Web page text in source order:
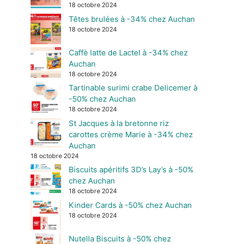
18 octobre 2024
Têtes brulées à -34% chez Auchan
18 octobre 2024
Caffè latte de Lactel à -34% chez
Auchan
18 octobre 2024
Tartinable surimi crabe Delicemer à
-50% chez Auchan
18 octobre 2024
St Jacques à la bretonne riz
carottes crème Marie à -34% chez
Auchan
18 octobre 2024
Biscuits apéritifs 3D’s Lay’s à -50%
chez Auchan
18 octobre 2024
Kinder Cards à -50% chez Auchan
18 octobre 2024
Nutella Biscuits à -50% chez